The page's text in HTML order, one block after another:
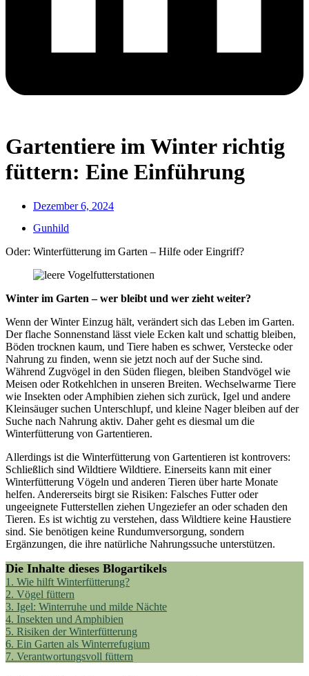
Gartentiere im Winter richtig
füttern: Eine Einführung
Dezember 6, 2024
Gunhild
Oder: Winterfütterung im Garten – Hilfe oder Eingriff?
Winter im Garten – wer bleibt und wer zieht weiter?
Wenn der Winter Einzug hält, verändert sich das Leben im Garten.
Der flache Sonnenstand lässt viele Ecken kalt und schattig bleiben,
Böden trocknen kaum, und Tiere haben es schwer, Verstecke oder
Nahrung zu finden, wenn sie jetzt noch auf der Suche sind.
Während Zugvögel in den Süden fliegen, bleiben Standvögel wie
Meisen oder Rotkehlchen in unseren Breiten. Wechselwarme Tiere
wie Insekten oder Amphibien ziehen sich zurück, Igel und andere
Kleinsäuger suchen Unterschlupf, und kleine Nager bleiben auf der
Suche nach Nahrung aktiv. Daher geht es diesmal um die
Winterfütterung von Gartentieren.
Allerdings ist die Winterfütterung von Gartentieren ist kontrovers:
Schließlich sind Wildtiere Wildtiere. Einerseits kann mit einer
Winterfütterung Vögeln und anderen Tieren über harte Monate
helfen. Andererseits birgt sie Risiken: Falsches Futter oder
ungeeignete Futterstellen ziehen Ungeziefer an oder schaden den
Tieren. Es ist wichtig zu verstehen, dass Wildtiere keine Haustiere
sind. Sie benötigen keine Rundumversorgung, sondern
Ergänzungen, die ihre natürliche Nahrungssuche unterstützen.
Die Inhalte dieses Blogartikels
1. Wie hilft Winterfütterung?
2. Vögel füttern
3. Igel: Winterruhe und milde Nächte
4. Insekten und Amphibien
5. Risiken der Winterfütterung
6. Ein Garten als Winterrefugium
7. Verantwortungsvoll füttern